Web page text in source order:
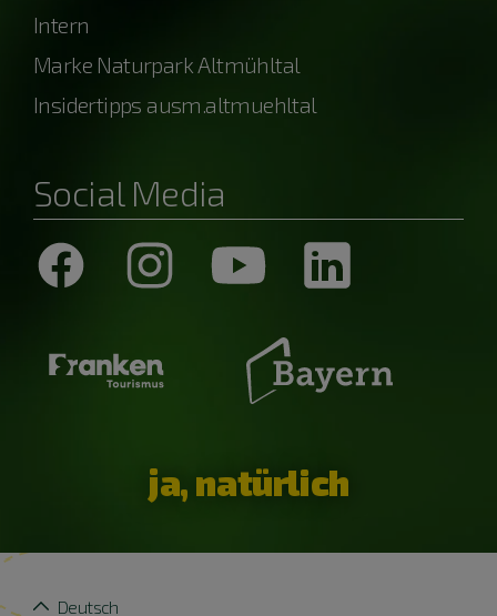
Intern
Marke Naturpark Altmühltal
Insidertipps ausm.altmuehltal
Social Media
ja, natürlich
Deutsch